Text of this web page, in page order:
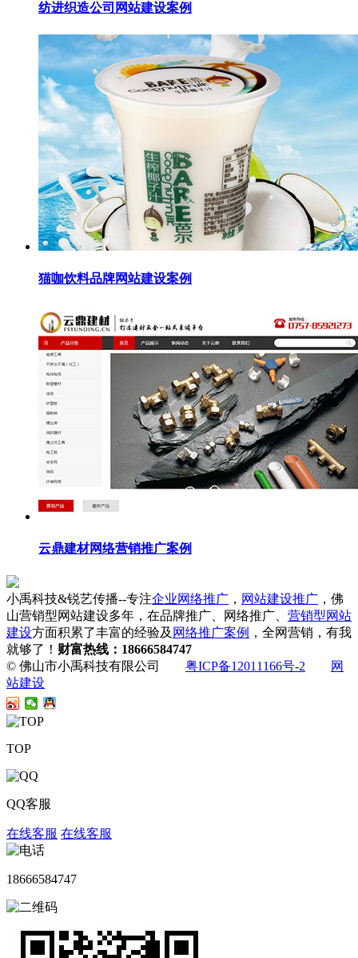
纺进织造公司网站建设案例
猫咖饮料品牌网站建设案例
云鼎建材网络营销推广案例
小禹科技&锐艺传播--专注企业网络推广 ， 网站建设推广 ，佛
山营销型网站建设多年，在品牌推广、网络推广、 营销型网站
建设方面积累了丰富的经验及 网络推广案例 ，全网营销，有我
就够了！ 财富热线：18666584747
© 佛山市小禹科技有限公司 粤ICP备12011166号-2
网
站建设
TOP
QQ客服
在线客服 在线客服
18666584747